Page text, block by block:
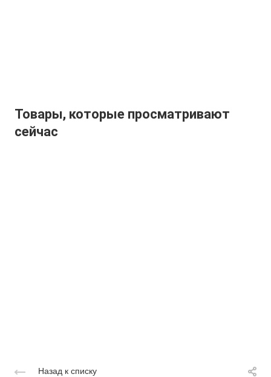
Товары, которые просматривают
сейчас
Назад к списку